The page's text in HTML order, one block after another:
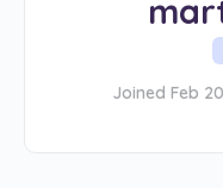
Joined Feb